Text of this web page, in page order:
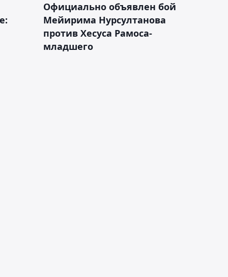
Официально объявлен бой
Мейирима Нурсултанова
против Хесуса Рамоса-
младшего